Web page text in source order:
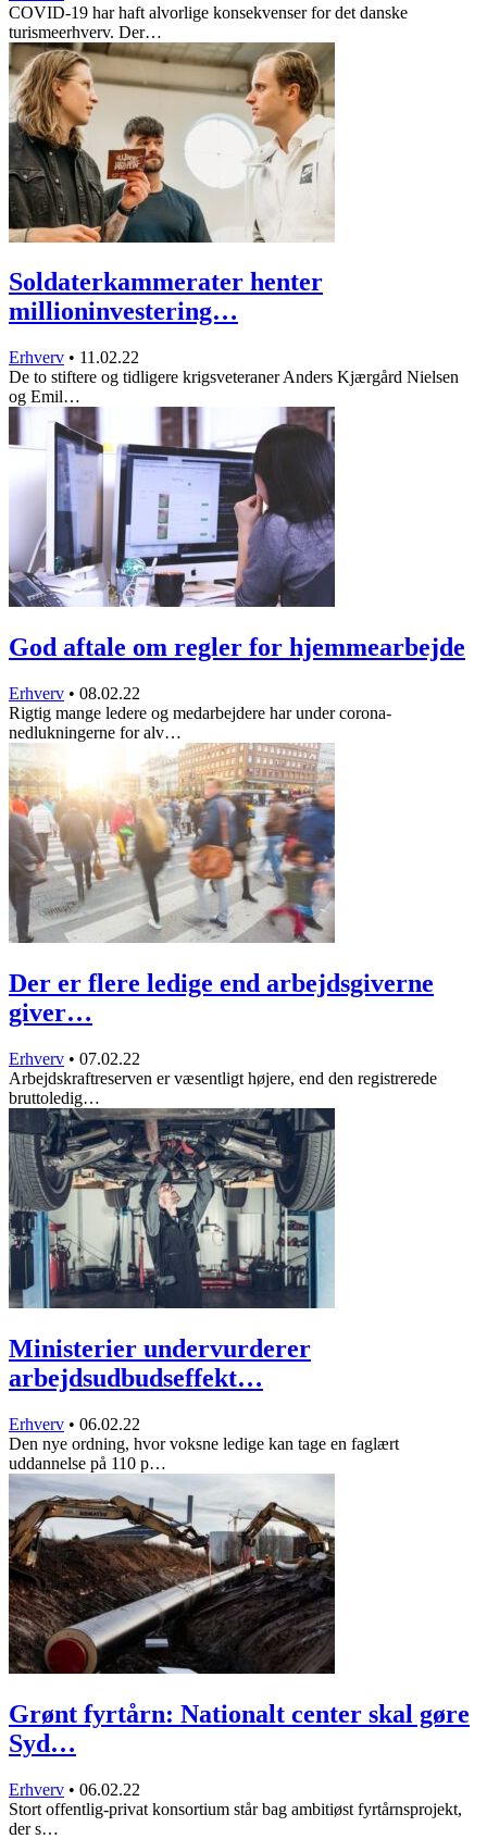
COVID-19 har haft alvorlige konsekvenser for det danske
turismeerhverv. Der…
Soldaterkammerater henter
millioninvestering…
Erhverv • 11.02.22
De to stiftere og tidligere krigsveteraner Anders Kjærgård Nielsen
og Emil…
God aftale om regler for hjemmearbejde
Erhverv • 08.02.22
Rigtig mange ledere og medarbejdere har under corona-
nedlukningerne for alv…
Der er flere ledige end arbejdsgiverne
giver…
Erhverv • 07.02.22
Arbejdskraftreserven er væsentligt højere, end den registrerede
bruttoledig…
Ministerier undervurderer
arbejdsudbudseffekt…
Erhverv • 06.02.22
Den nye ordning, hvor voksne ledige kan tage en faglært
uddannelse på 110 p…
Grønt fyrtårn: Nationalt center skal gøre
Syd…
Erhverv • 06.02.22
Stort offentlig-privat konsortium står bag ambitiøst fyrtårnsprojekt,
der s…